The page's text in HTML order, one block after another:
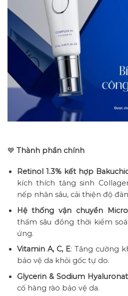
💙 Thành phần chính
Retinol 1.3% kết hợp
kích thích tăng sinh
nếp nhăn sâu, cải thiện độ
Hệ thống vận chuyển
thấm sâu đồng thời kiểm
ứng.
Vitamin A, C, E: Tăng cường
bảo vệ da khỏi gốc tự do.
Glycerin & Sodium
cố hàng rào bảo vệ da.